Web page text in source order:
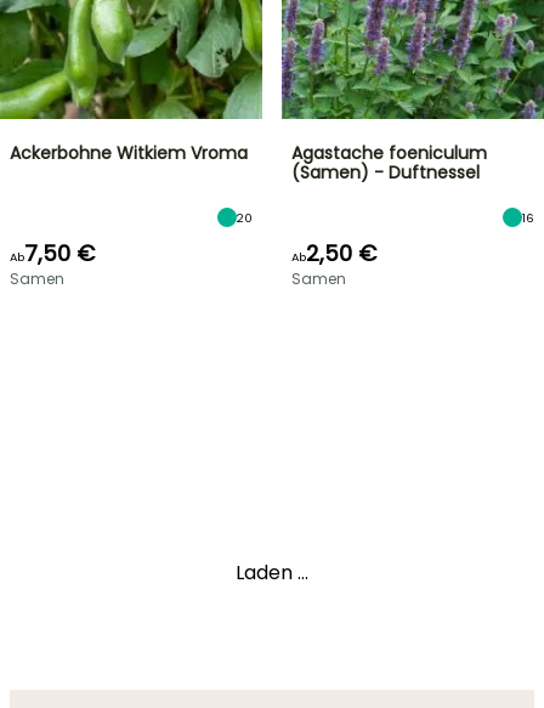
Ackerbohne Witkiem Vroma
20
Ab7,50 €
Samen
Agastache foeniculum
(Samen) - Duftnessel
16
Ab2,50 €
Samen
Laden ...